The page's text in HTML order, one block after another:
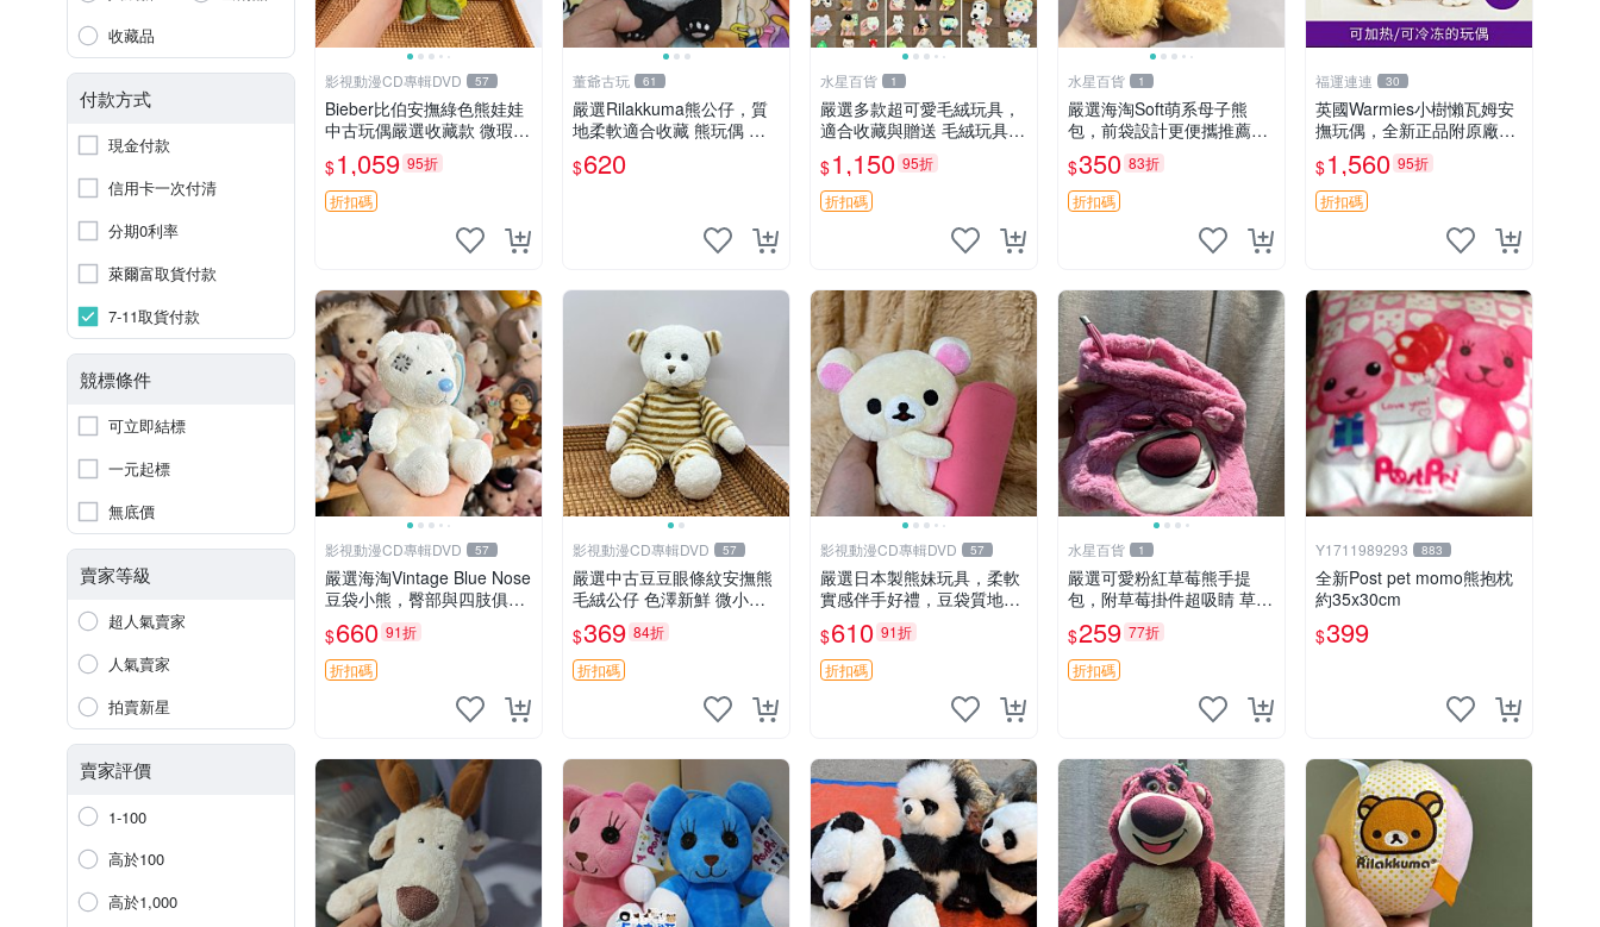
收藏品
付款方式
現金付款
信用卡一次付清
分期0利率
萊爾富取貨付款
7-11取貨付款
競標條件
可立即結標
一元起標
無底價
賣家等級
超人氣賣家
人氣賣家
拍賣新星
賣家評價
1-100
高於100
高於1,000
影視動漫CD專輯DVD 57
Bieber比伯安撫綠色熊娃娃
中古玩偶嚴選收藏款 微瑕輕
度使用 Bieber綠熊娃娃 中
古玩偶 微瑕
$1,059 95折
折扣碼
董爺古玩 61
嚴選Rilakkuma熊公仔，質
地柔軟適合收藏 熊玩偶 柔
軟 公仔 收藏
$620
水星百貨 1
嚴選多款超可愛毛絨玩具，
適合收藏與贈送 毛絨玩具、
抱枕、公仔
$1,150 95折
折扣碼
水星百貨 1
嚴選海淘Soft萌系母子熊
包，前袋設計更便攜推薦收
藏 母子熊 軟綿綿 包包
$350 83折
折扣碼
福運連連 30
英國Warmies小樹懶瓦姆安
撫玩偶，全新正品附原廠吊
牌與防塵袋，內藏薰衣草可
加熱，適合各個年齡層，冷
暖兩用享受抱抱樂趣，不容
錯過嚴選好物 溫暖 冷感
$1,560 95折
折扣碼
影視動漫CD專輯DVD 57
嚴選海淘Vintage Blue Nose
豆袋小熊，臀部與四肢俱
全，坐高11公分，附原盒與
吊牌收藏。藍鼻子小熊，值
得擁有 玩具 憶熊
$660 91折
折扣碼
影視動漫CD專輯DVD 57
嚴選中古豆豆眼條紋安撫熊
毛絨公仔 色澤新鮮 微小瑕
疵可收藏 中古 安撫熊 條紋
公仔
$369 84折
折扣碼
影視動漫CD專輯DVD 57
嚴選日本製熊妹玩具，柔軟
實感伴手好禮，豆袋質地手
感佳，抱枕小熊 recom 推薦
白色豆袋 玩具
$610 91折
折扣碼
水星百貨 1
嚴選可愛粉紅草莓熊手提
包，附草莓掛件超吸睛 草莓
熊手提包 草莓掛件 可愛port
unese
$259 77折
折扣碼
Y1711989293 883
全新Post pet momo熊抱枕
約35x30cm
$399